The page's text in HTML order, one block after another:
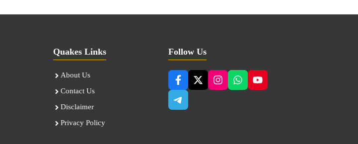
Quakes Links
About Us
Contact Us
Disclaimer
Privacy Policy
Follow Us